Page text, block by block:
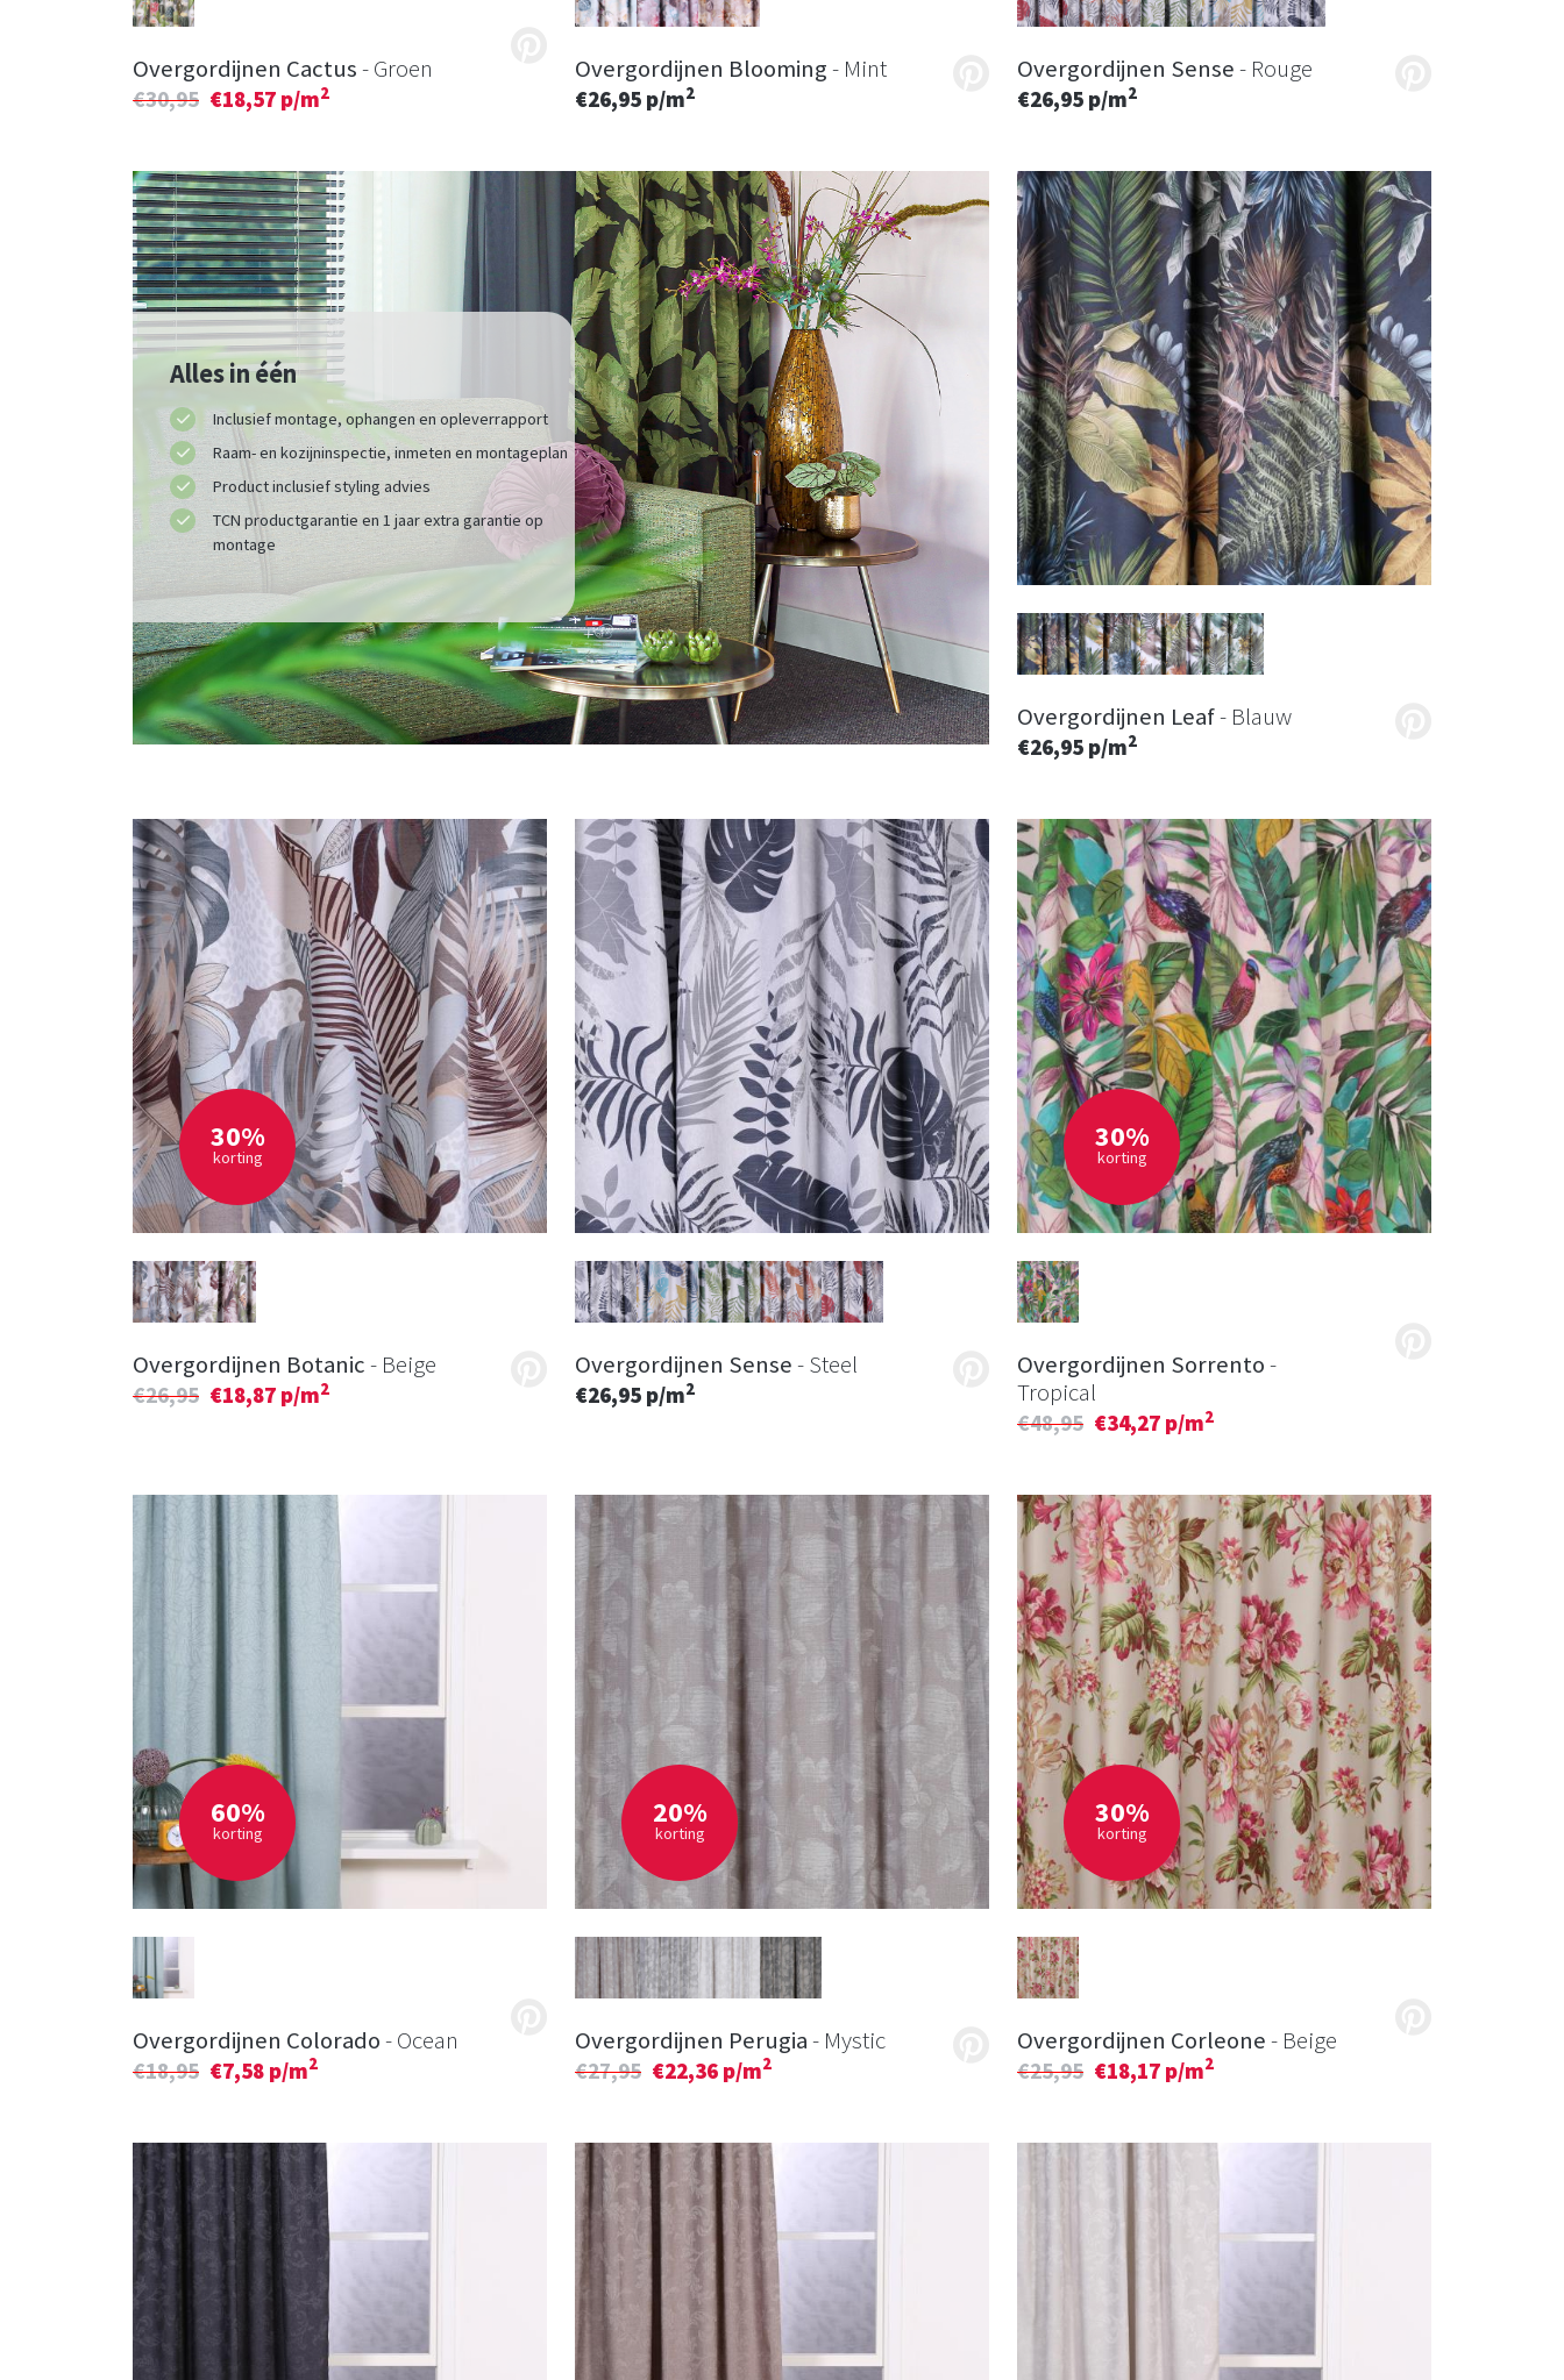
Overgordijnen Cactus- Groen
€30,95 €18,57 p/m2
Overgordijnen Blooming- Mint
€26,95 p/m2
Overgordijnen Sense- Rouge
€26,95 p/m2
Alles in één
Inclusief montage, ophangen en opleverrapport
Raam- en kozijninspectie, inmeten en montageplan
Product inclusief styling advies
TCN productgarantie en 1 jaar extra garantie op
montage
Overgordijnen Leaf- Blauw
€26,95 p/m2
30%
korting
Overgordijnen Botanic- Beige
€26,95 €18,87 p/m2
Overgordijnen Sense- Steel
€26,95 p/m2
30%
korting
Overgordijnen Sorrento-
Tropical
€48,95 €34,27 p/m2
60%
korting
Overgordijnen Colorado- Ocean
€18,95 €7,58 p/m2
20%
korting
Overgordijnen Perugia- Mystic
€27,95 €22,36 p/m2
30%
korting
Overgordijnen Corleone- Beige
€25,95 €18,17 p/m2